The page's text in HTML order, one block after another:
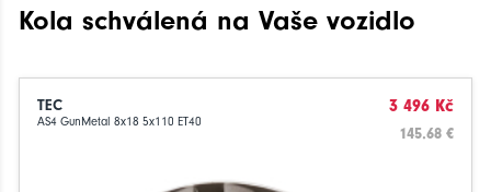
Kola schválená na Vaše vozidlo
TEC
AS4 GunMetal 8x18 5x110 ET40
3 496 Kč
145.68 €